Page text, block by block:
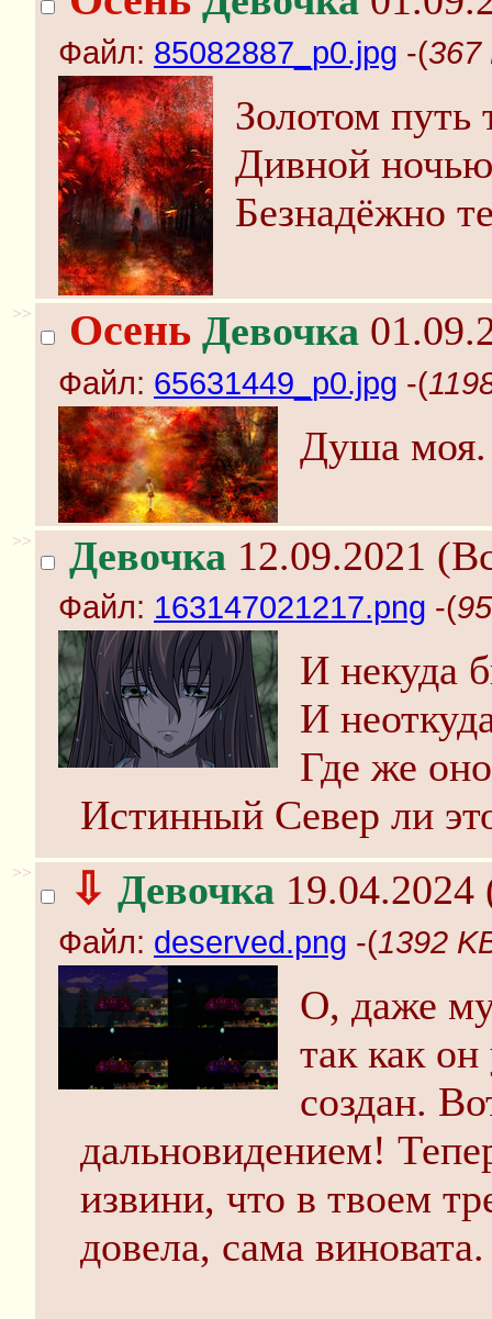
Файл: 85082887_p0.jpg -(367
Золотом путь
Дивной
Безнадёжно
>> Осень Девочка
Файл: 65631449_p0.jpg -(
Душа моя.
>> Девочка 12.09.2021
Файл: 163147021217.png -(
И некуда
И
Где же
Истинный Север ли
>> ⇩ Девочка
Файл: deserved.png -(1392
О, даже
так как
создан.
дальновидением!
извини, что в твоем
довела, сама виновата.